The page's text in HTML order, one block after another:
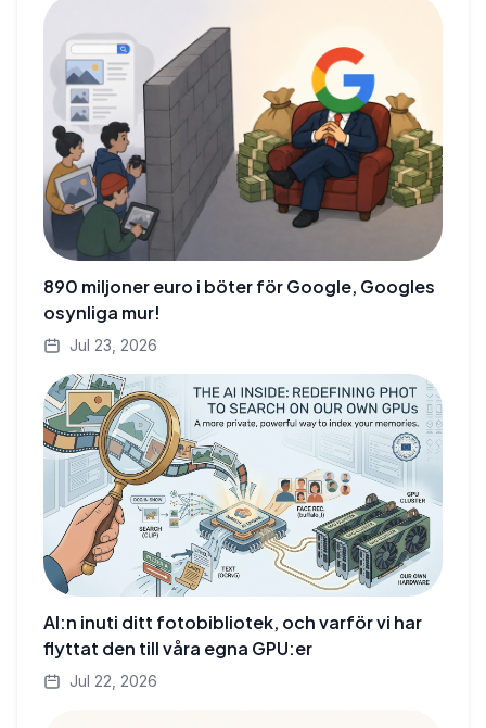
890 miljoner euro i böter för Google, Googles
osynliga mur!
Jul 23, 2026
AI:n inuti ditt fotobibliotek, och varför vi har
flyttat den till våra egna GPU:er
Jul 22, 2026